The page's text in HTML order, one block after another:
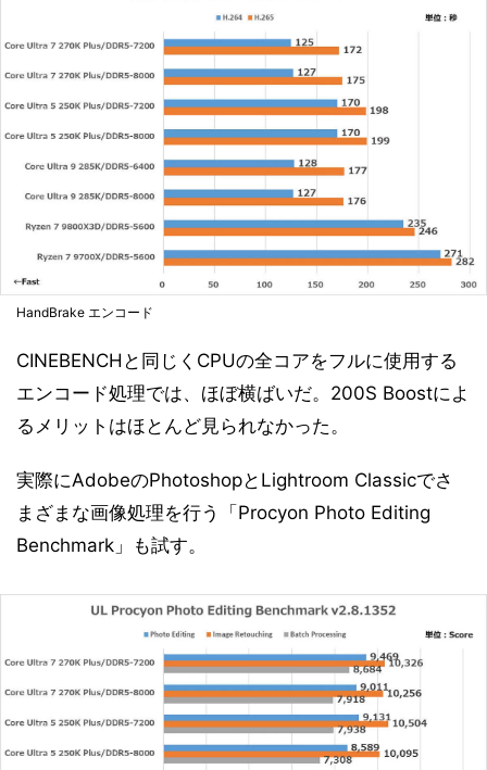
HandBrake エンコード
CINEBENCHと同じくCPUの全コアをフルに使用する
エンコード処理では、ほぼ横ばいだ。200S Boostによ
るメリットはほとんど見られなかった。
実際にAdobeのPhotoshopとLightroom Classicでさ
まざまな画像処理を行う「Procyon Photo Editing
Benchmark」も試す。